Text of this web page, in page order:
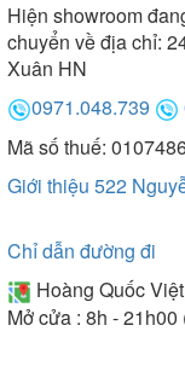
Hiện showroom đang sửa chữa, mọi giao dịch vui lòng
chuyển về địa chỉ:
Xuân HN
0971.048.739
Mã số thuế:
Giới thiệu 522
Chỉ dẫn đường đi
Hoàng Quốc
Mở cửa : 8h -